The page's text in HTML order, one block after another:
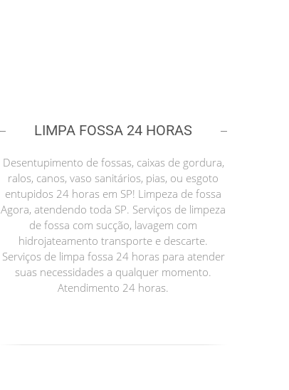
LIMPA FOSSA 24 HORAS
Desentupimento de fossas, caixas de gordura,
ralos, canos, vaso sanitários, pias, ou esgoto
entupidos 24 horas em SP! Limpeza de fossa
Agora, atendendo toda SP. Serviços de limpeza
de fossa com sucção, lavagem com
hidrojateamento transporte e descarte.
Serviços de limpa fossa 24 horas para atender
suas necessidades a qualquer momento.
Atendimento 24 horas.